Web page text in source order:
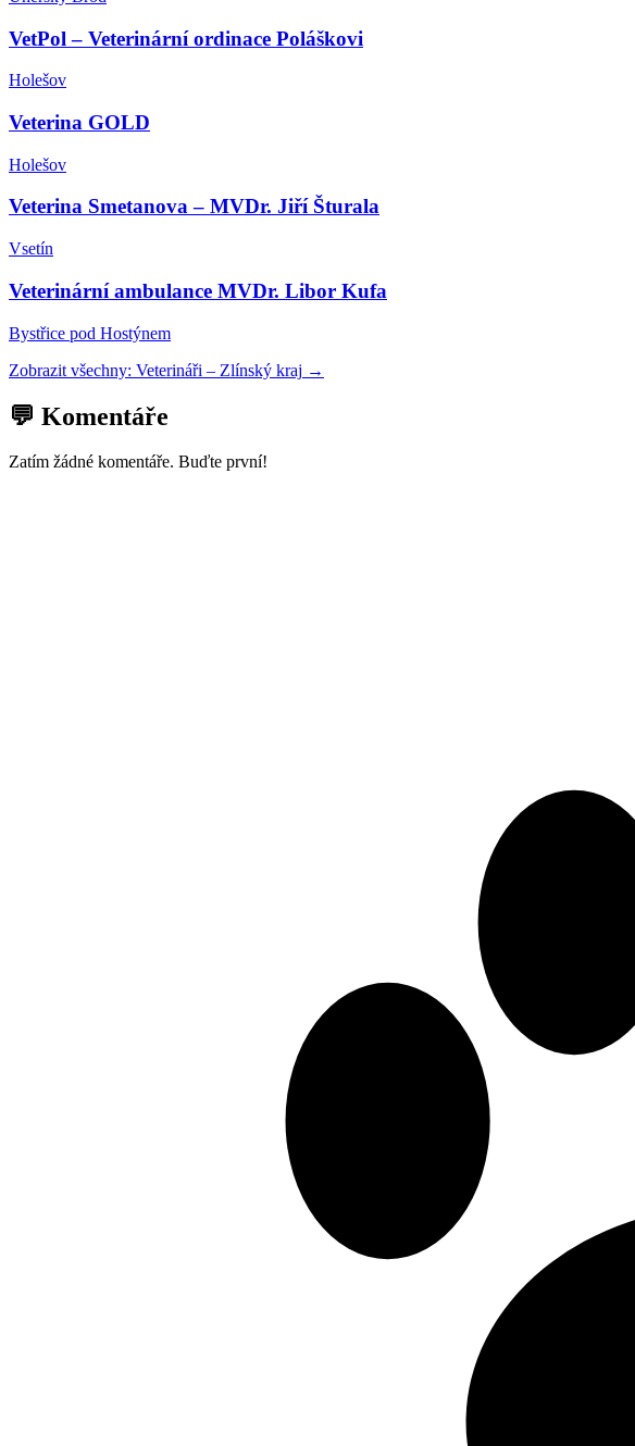
VetPol – Veterinární ordinace Poláškovi
Holešov
Veterina GOLD
Holešov
Veterina Smetanova – MVDr. Jiří Šturala
Vsetín
Veterinární ambulance MVDr. Libor Kufa
Bystřice pod Hostýnem
Zobrazit všechny: Veterináři – Zlínský kraj →
💬 Komentáře
Zatím žádné komentáře. Buďte první!